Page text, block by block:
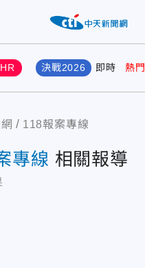
決戰2026 即時 熱門
118報案專線
專線 相關報導